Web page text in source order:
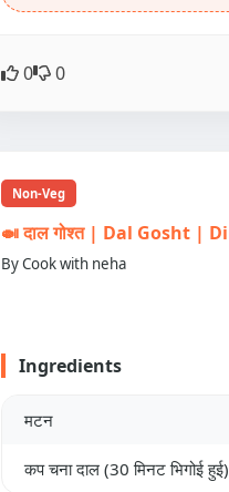
0 0
Non-Veg
🍛 दाल गोश्त | Dal Gosht |
By Cook with neha
Ingredients
मटन
कप चना दाल (30 मिनट भिगोई हुई)